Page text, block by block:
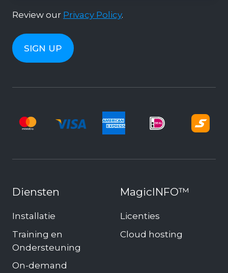
Review our Privacy Policy.
Diensten
Installatie
Training en
Ondersteuning
On-demand
MagicINFO™
Licenties
Cloud hosting